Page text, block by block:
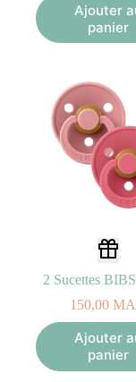
Ajouter
panier
150,00
Ajouter
panier